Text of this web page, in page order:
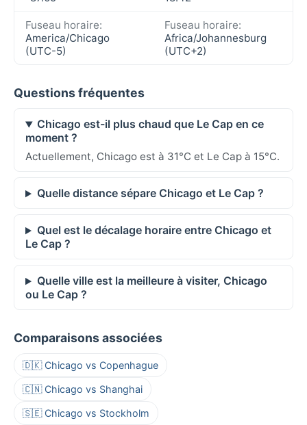
Fuseau horaire:
America/Chicago
(UTC-5)
Fuseau horaire:
Africa/Johannesburg
(UTC+2)
Questions fréquentes
Chicago est-il plus chaud que Le Cap en ce
moment ?
Actuellement, Chicago est à 31°C et Le Cap à 15°C.
Quelle distance sépare Chicago et Le Cap ?
Quel est le décalage horaire entre Chicago et
Le Cap ?
Quelle ville est la meilleure à visiter, Chicago
ou Le Cap ?
Comparaisons associées
🇩🇰 Chicago vs Copenhague
🇨🇳 Chicago vs Shanghai
🇸🇪 Chicago vs Stockholm